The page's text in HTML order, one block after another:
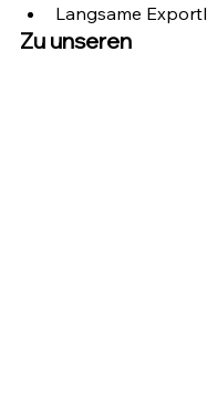
Langsame
Zu unseren